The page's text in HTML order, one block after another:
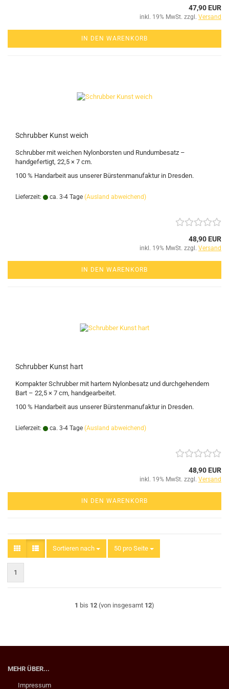
47,90 EUR
inkl. 19% MwSt. zzgl. Versand
IN DEN WARENKORB
Schrubber Kunst weich
Schrubber mit weichen Nylonborsten und Rundumbesatz –
handgefertigt, 22,5 × 7 cm.
100 % Handarbeit aus unserer Bürstenmanufaktur in Dresden.
Lieferzeit: ca. 3-4 Tage (Ausland abweichend)
48,90 EUR
inkl. 19% MwSt. zzgl. Versand
IN DEN WARENKORB
Schrubber Kunst hart
Kompakter Schrubber mit hartem Nylonbesatz und durchgehendem
Bart – 22,5 × 7 cm, handgearbeitet.
100 % Handarbeit aus unserer Bürstenmanufaktur in Dresden.
Lieferzeit: ca. 3-4 Tage (Ausland abweichend)
48,90 EUR
inkl. 19% MwSt. zzgl. Versand
IN DEN WARENKORB
Sortieren nach
Sortieren nach 50 pro Seite
pro Seite
1
1 bis 12 (von insgesamt 12)
MEHR ÜBER...
Impressum